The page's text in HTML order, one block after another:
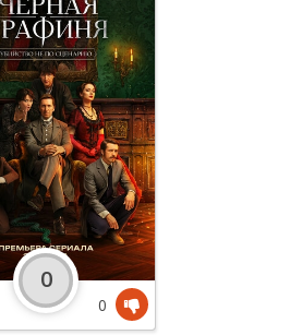
0
0